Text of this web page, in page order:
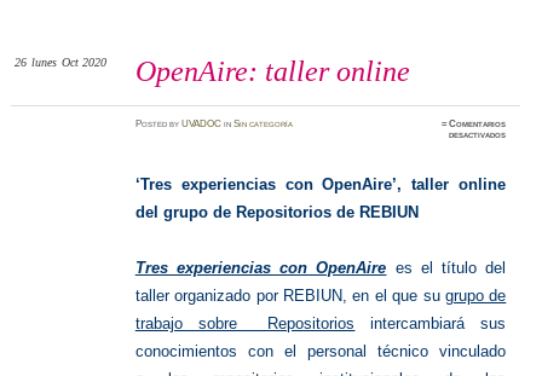
OpenAire: taller online
26 lunes Oct 2020
PostedbyUVADOC inSin categoría ≈Comentarios
desactivadosen
‘Tres experiencias con OpenAire’, taller online
del grupo de Repositorios de REBIUN
Tres experiencias con OpenAire es el título del
taller organizado por REBIUN, en el que su grupo de
trabajo sobre Repositorios intercambiará sus
conocimientos con el personal técnico vinculado